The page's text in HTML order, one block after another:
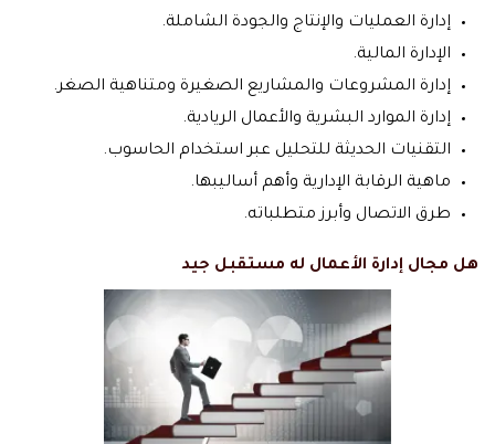
إدارة العمليات والإنتاج والجودة الشاملة.
الإدارة المالية.
إدارة المشروعات والمشاريع الصغيرة ومتناهية الصغر.
إدارة الموارد البشرية والأعمال الريادية.
التقنيات الحديثة للتحليل عبر استخدام الحاسوب.
ماهية الرقابة الإدارية وأهم أساليبها.
طرق الاتصال وأبرز متطلباته.
هل مجال إدارة الأعمال له مستقبل جيد